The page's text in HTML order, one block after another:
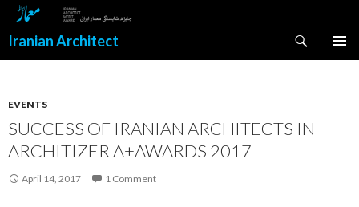
Iranian Architect
EVENTS
SUCCESS OF IRANIAN ARCHITECTS IN
ARCHITIZER A+AWARDS 2017
April 14, 2017 1 Comment